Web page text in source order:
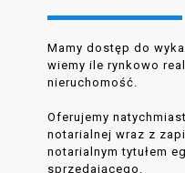
Mamy dostęp do
wiemy ile rynkowo
nieruchomość.
Oferujemy
notarialnej wraz z
notarialnym tytułem
sprzedającego.